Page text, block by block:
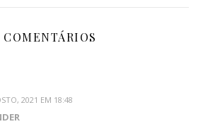
COMENTÁRIOS
2021 EM 18:48